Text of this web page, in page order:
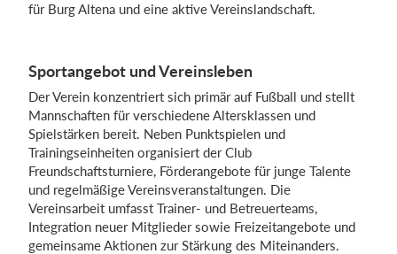
für Burg Altena und eine aktive Vereinslandschaft.
Sportangebot und Vereinsleben
Der Verein konzentriert sich primär auf Fußball und stellt
Mannschaften für verschiedene Altersklassen und
Spielstärken bereit. Neben Punktspielen und
Trainingseinheiten organisiert der Club
Freundschaftsturniere, Förderangebote für junge Talente
und regelmäßige Vereinsveranstaltungen. Die
Vereinsarbeit umfasst Trainer- und Betreuerteams,
Integration neuer Mitglieder sowie Freizeitangebote und
gemeinsame Aktionen zur Stärkung des Miteinanders.